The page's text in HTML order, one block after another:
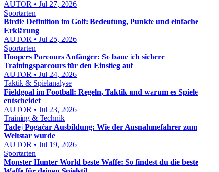
AUTOR • Jul 27, 2026
Sportarten
Birdie Definition im Golf: Bedeutung, Punkte und einfache
Erklärung
AUTOR • Jul 25, 2026
Sportarten
Hoopers Parcours Anfänger: So baue ich sichere
Trainingsparcours für den Einstieg auf
AUTOR • Jul 24, 2026
Taktik & Spielanalyse
Fieldgoal im Football: Regeln, Taktik und warum es Spiele
entscheidet
AUTOR • Jul 23, 2026
Training & Technik
Tadej Pogačar Ausbildung: Wie der Ausnahmefahrer zum
Weltstar wurde
AUTOR • Jul 19, 2026
Sportarten
Monster Hunter World beste Waffe: So findest du die beste